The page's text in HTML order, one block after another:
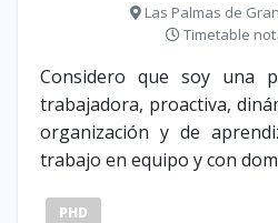
Las Palmas de
Timetable
Considero que soy una
trabajadora, proactiva,
organización y de
trabajo en equipo y con
PHD